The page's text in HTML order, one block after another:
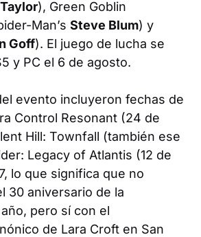
), Green Goblin
Man’s Steve Blum) y
Goff). El juego de lucha se
y PC el 6 de agosto.
evento incluyeron fechas de
Control Resonant (24 de
Hill: Townfall (también ese
Legacy of Atlantis (12 de
lo que significa que no
30 aniversario de la
pero sí con el
de Lara Croft en San